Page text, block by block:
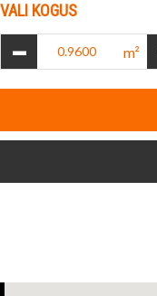
VALI KOGUS
- m²